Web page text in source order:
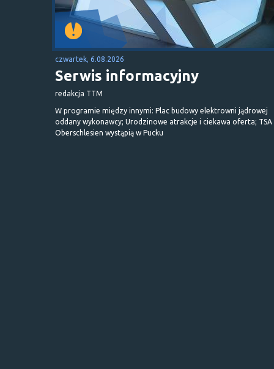
czwartek, 6.08.2026
Serwis informacyjny
redakcja TTM
W programie między innymi: Plac budowy elektrowni jądrowej
oddany wykonawcy; Urodzinowe atrakcje i ciekawa oferta; TSA
Oberschlesien wystąpią w Pucku